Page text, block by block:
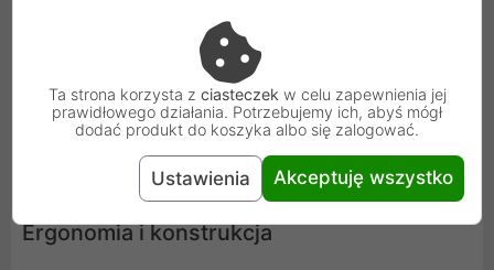
obszarami obrazu. A dzięki wysokiej jasności na
poziomie 300 cd/m², monitor może być używany również
w dobrze oświetlonych pomieszczeniach bez
konieczności rezygnacji z czytelności wyświetlanych
Ergonomia i konstrukcja
Ta strona korzysta z ciasteczek w celu zapewnienia jej
prawidłowego działania. Potrzebujemy ich, abyś mógł
dodać produkt do koszyka albo się zalogować.
Ustawienia Akceptuję wszystko